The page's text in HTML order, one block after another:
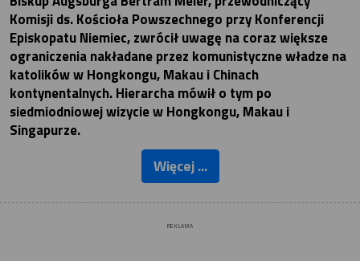
Komisji ds. Kościoła Powszechnego przy Konferencji
Episkopatu Niemiec, zwrócił uwagę na coraz większe
ograniczenia nakładane przez komunistyczne władze na
katolików w Hongkongu, Makau i Chinach
kontynentalnych. Hierarcha mówił o tym po
siedmiodniowej wizycie w Hongkongu, Makau i
Singapurze.
Więcej ...
REKLAMA